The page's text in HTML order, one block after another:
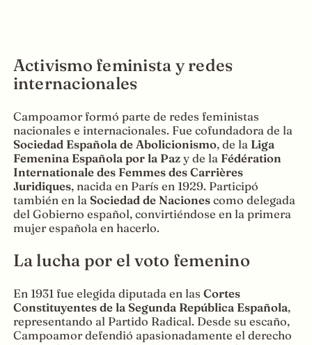
Activismo feminista y redes
internacionales
Campoamor formó parte de redes feministas
nacionales e internacionales. Fue cofundadora de la
Sociedad Española de Abolicionismo, de la Liga
Femenina Española por la Pazy de la Fédération
Internationale des Femmes des Carrières
Juridiques, nacida en París en 1929. Participó
también en la Sociedad de Nacionescomo delegada
del Gobierno español, convirtiéndose en la primera
mujer española en hacerlo.
La lucha por el voto femenino
En 1931 fue elegida diputada en las Cortes
Constituyentes de la Segunda República Española,
representando al Partido Radical. Desde su escaño,
Campoamor defendió apasionadamente el derecho